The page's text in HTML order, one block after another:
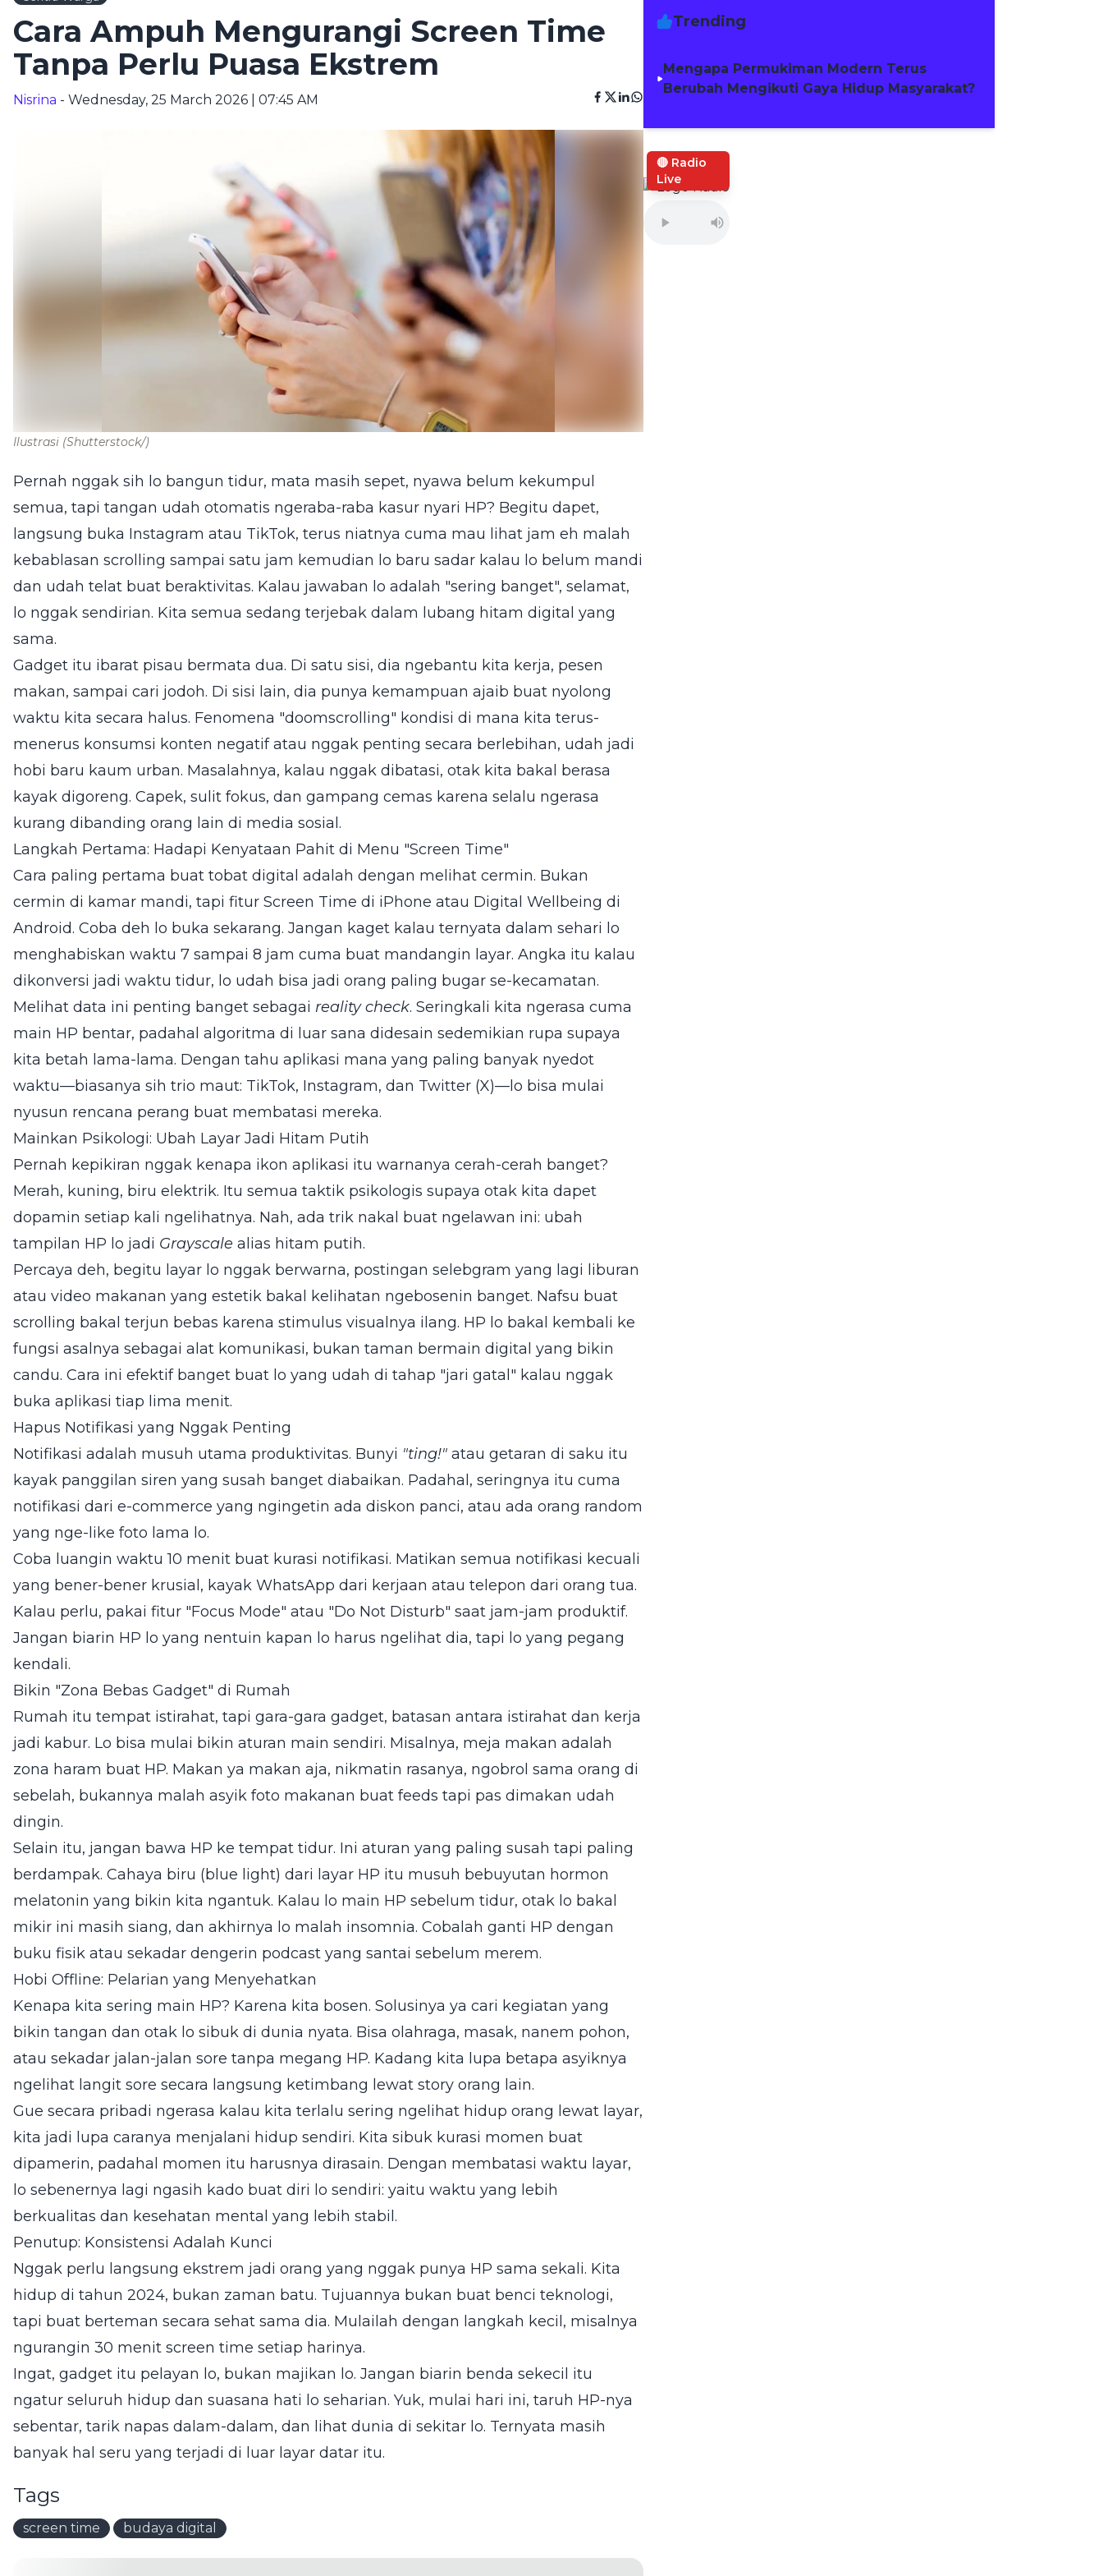
Cara Ampuh Mengurangi Screen Time
Tanpa Perlu Puasa Ekstrem
Nisrina - Wednesday, 25 March 2026 | 07:45 AM
Ilustrasi (Shutterstock/)
Pernah nggak sih lo bangun tidur, mata masih sepet, nyawa belum kekumpul
semua, tapi tangan udah otomatis ngeraba-raba kasur nyari HP? Begitu dapet,
langsung buka Instagram atau TikTok, terus niatnya cuma mau lihat jam eh malah
kebablasan scrolling sampai satu jam kemudian lo baru sadar kalau lo belum mandi
dan udah telat buat beraktivitas. Kalau jawaban lo adalah "sering banget", selamat,
lo nggak sendirian. Kita semua sedang terjebak dalam lubang hitam digital yang
sama.
Gadget itu ibarat pisau bermata dua. Di satu sisi, dia ngebantu kita kerja, pesen
makan, sampai cari jodoh. Di sisi lain, dia punya kemampuan ajaib buat nyolong
waktu kita secara halus. Fenomena "doomscrolling" kondisi di mana kita terus-
menerus konsumsi konten negatif atau nggak penting secara berlebihan, udah jadi
hobi baru kaum urban. Masalahnya, kalau nggak dibatasi, otak kita bakal berasa
kayak digoreng. Capek, sulit fokus, dan gampang cemas karena selalu ngerasa
kurang dibanding orang lain di media sosial.
Langkah Pertama: Hadapi Kenyataan Pahit di Menu "Screen Time"
Cara paling pertama buat tobat digital adalah dengan melihat cermin. Bukan
cermin di kamar mandi, tapi fitur Screen Time di iPhone atau Digital Wellbeing di
Android. Coba deh lo buka sekarang. Jangan kaget kalau ternyata dalam sehari lo
menghabiskan waktu 7 sampai 8 jam cuma buat mandangin layar. Angka itu kalau
dikonversi jadi waktu tidur, lo udah bisa jadi orang paling bugar se-kecamatan.
Melihat data ini penting banget sebagai reality check. Seringkali kita ngerasa cuma
main HP bentar, padahal algoritma di luar sana didesain sedemikian rupa supaya
kita betah lama-lama. Dengan tahu aplikasi mana yang paling banyak nyedot
waktu—biasanya sih trio maut: TikTok, Instagram, dan Twitter (X)—lo bisa mulai
nyusun rencana perang buat membatasi mereka.
Mainkan Psikologi: Ubah Layar Jadi Hitam Putih
Pernah kepikiran nggak kenapa ikon aplikasi itu warnanya cerah-cerah banget?
Merah, kuning, biru elektrik. Itu semua taktik psikologis supaya otak kita dapet
dopamin setiap kali ngelihatnya. Nah, ada trik nakal buat ngelawan ini: ubah
tampilan HP lo jadi Grayscale alias hitam putih.
Percaya deh, begitu layar lo nggak berwarna, postingan selebgram yang lagi liburan
atau video makanan yang estetik bakal kelihatan ngebosenin banget. Nafsu buat
scrolling bakal terjun bebas karena stimulus visualnya ilang. HP lo bakal kembali ke
fungsi asalnya sebagai alat komunikasi, bukan taman bermain digital yang bikin
candu. Cara ini efektif banget buat lo yang udah di tahap "jari gatal" kalau nggak
buka aplikasi tiap lima menit.
Hapus Notifikasi yang Nggak Penting
Notifikasi adalah musuh utama produktivitas. Bunyi "ting!" atau getaran di saku itu
kayak panggilan siren yang susah banget diabaikan. Padahal, seringnya itu cuma
notifikasi dari e-commerce yang ngingetin ada diskon panci, atau ada orang random
yang nge-like foto lama lo.
Coba luangin waktu 10 menit buat kurasi notifikasi. Matikan semua notifikasi kecuali
yang bener-bener krusial, kayak WhatsApp dari kerjaan atau telepon dari orang tua.
Kalau perlu, pakai fitur "Focus Mode" atau "Do Not Disturb" saat jam-jam produktif.
Jangan biarin HP lo yang nentuin kapan lo harus ngelihat dia, tapi lo yang pegang
kendali.
Bikin "Zona Bebas Gadget" di Rumah
Rumah itu tempat istirahat, tapi gara-gara gadget, batasan antara istirahat dan kerja
jadi kabur. Lo bisa mulai bikin aturan main sendiri. Misalnya, meja makan adalah
zona haram buat HP. Makan ya makan aja, nikmatin rasanya, ngobrol sama orang di
sebelah, bukannya malah asyik foto makanan buat feeds tapi pas dimakan udah
dingin.
Selain itu, jangan bawa HP ke tempat tidur. Ini aturan yang paling susah tapi paling
berdampak. Cahaya biru (blue light) dari layar HP itu musuh bebuyutan hormon
melatonin yang bikin kita ngantuk. Kalau lo main HP sebelum tidur, otak lo bakal
mikir ini masih siang, dan akhirnya lo malah insomnia. Cobalah ganti HP dengan
buku fisik atau sekadar dengerin podcast yang santai sebelum merem.
Hobi Offline: Pelarian yang Menyehatkan
Kenapa kita sering main HP? Karena kita bosen. Solusinya ya cari kegiatan yang
bikin tangan dan otak lo sibuk di dunia nyata. Bisa olahraga, masak, nanem pohon,
atau sekadar jalan-jalan sore tanpa megang HP. Kadang kita lupa betapa asyiknya
ngelihat langit sore secara langsung ketimbang lewat story orang lain.
Gue secara pribadi ngerasa kalau kita terlalu sering ngelihat hidup orang lewat layar,
kita jadi lupa caranya menjalani hidup sendiri. Kita sibuk kurasi momen buat
dipamerin, padahal momen itu harusnya dirasain. Dengan membatasi waktu layar,
lo sebenernya lagi ngasih kado buat diri lo sendiri: yaitu waktu yang lebih
berkualitas dan kesehatan mental yang lebih stabil.
Penutup: Konsistensi Adalah Kunci
Nggak perlu langsung ekstrem jadi orang yang nggak punya HP sama sekali. Kita
hidup di tahun 2024, bukan zaman batu. Tujuannya bukan buat benci teknologi,
tapi buat berteman secara sehat sama dia. Mulailah dengan langkah kecil, misalnya
ngurangin 30 menit screen time setiap harinya.
Ingat, gadget itu pelayan lo, bukan majikan lo. Jangan biarin benda sekecil itu
ngatur seluruh hidup dan suasana hati lo seharian. Yuk, mulai hari ini, taruh HP-nya
sebentar, tarik napas dalam-dalam, dan lihat dunia di sekitar lo. Ternyata masih
banyak hal seru yang terjadi di luar layar datar itu.
Tags
screen time budaya digital
Trending
Mengapa Permukiman Modern Terus
Berubah Mengikuti Gaya Hidup Masyarakat?
🔴 Radio
Live